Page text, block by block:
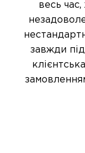
весь
завжди